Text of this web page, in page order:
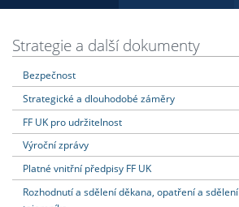
Dozvědět se více
Podat přihlášku
Dozvědět se více
Dozvědět se více
Dozvědět se více
Strategie a další dokumenty
Bezpečnost
Strategické a dlouhodobé záměry
FF UK pro udržitelnost
Výroční zprávy
Platné vnitřní předpisy FF UK
Rozhodnutí a sdělení děkana, opatření a sdělení